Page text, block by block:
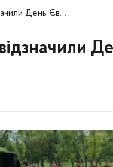
День Європи